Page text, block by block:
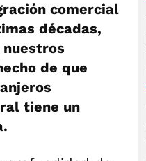
comercial
décadas,
de que
tiene un